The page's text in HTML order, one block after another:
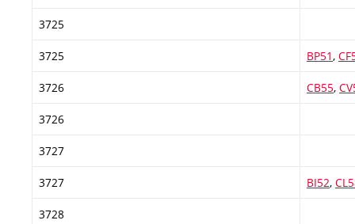
3725
3725 BP51,
3726 CB55,
3726
3727
3727 BI52,
3728